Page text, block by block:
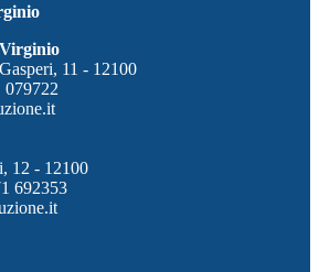
11 - 12100
079722
12 - 12100
692353